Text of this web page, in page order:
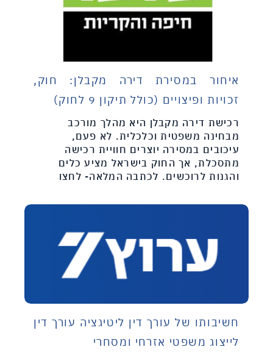
איחור במסירת דירה מקבלן: חוק,
זכויות ופיצויים (כולל תיקון 9 לחוק)
רכישת דירה מקבלן היא מהלך מורכב
מבחינה משפטית וכלכלית. לא פעם,
עיכובים במסירה יוצרים חוויית רכישה
מתסכלת, אך החוק בישראל מציע כלים
והגנות לרוכשים. לכתבה המלאה- לחצו
חשיבותו של עורך דין ליטיגציה עורך דין
לייצוג משפטי אזרחי ומסחרי